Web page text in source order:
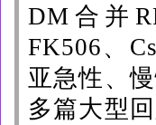
DM合并
FK506、
亚急性、
多篇大型